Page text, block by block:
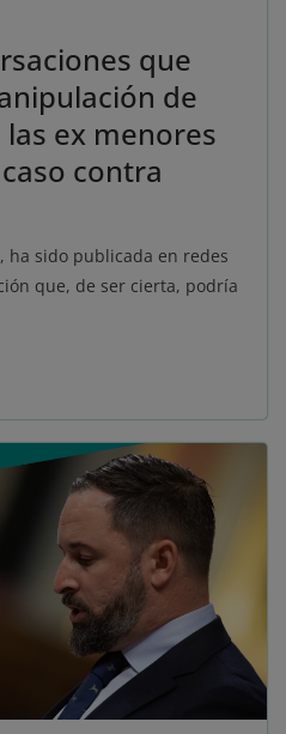
que
de
las ex menores
contra
ha sido publicada en redes
que, de ser cierta, podría